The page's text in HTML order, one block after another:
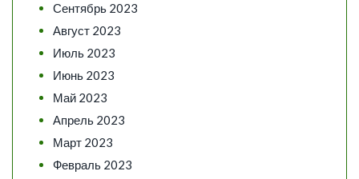
Сентябрь 2023
Август 2023
Июль 2023
Июнь 2023
Май 2023
Апрель 2023
Март 2023
Февраль 2023